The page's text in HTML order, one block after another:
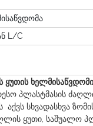
L/C
ყუთის
პლასტმასის
სხვადასხვა
ყუთი, საშუალო